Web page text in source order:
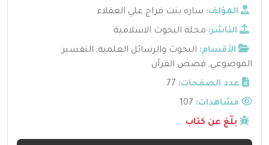
المؤلف: ساره بنت فراج علي العقلاء
الناشر: مجلة البحوث الاسلامية
الأقسام: البحوث والرسائل العلمية, التفسير
الموضوعي, قصص القرآن
عدد الصفحات: 77
مشاهدات:
بلّغ عن كتاب